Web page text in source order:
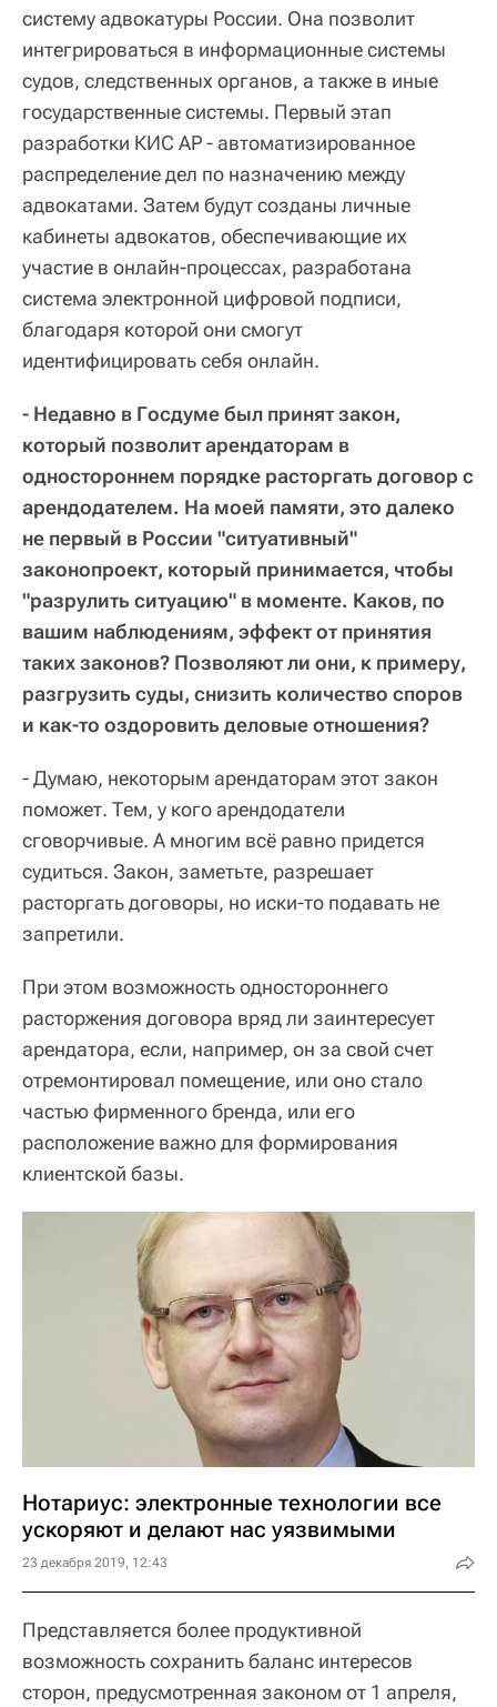
систему адвокатуры России. Она позволит
интегрироваться в информационные системы
судов, следственных органов, а также в иные
государственные системы. Первый этап
разработки КИС АР - автоматизированное
распределение дел по назначению между
адвокатами. Затем будут созданы личные
кабинеты адвокатов, обеспечивающие их
участие в онлайн-процессах, разработана
система электронной цифровой подписи,
благодаря которой они смогут
идентифицировать себя онлайн.
- Недавно в Госдуме был принят закон,
который позволит арендаторам в
одностороннем порядке расторгать договор с
арендодателем. На моей памяти, это далеко
не первый в России "ситуативный"
законопроект, который принимается, чтобы
"разрулить ситуацию" в моменте. Каков, по
вашим наблюдениям, эффект от принятия
таких законов? Позволяют ли они, к примеру,
разгрузить суды, снизить количество споров
и как-то оздоровить деловые отношения?
- Думаю, некоторым арендаторам этот закон
поможет. Тем, у кого арендодатели
сговорчивые. А многим всё равно придется
судиться. Закон, заметьте, разрешает
расторгать договоры, но иски-то подавать не
запретили.
При этом возможность одностороннего
расторжения договора вряд ли заинтересует
арендатора, если, например, он за свой счет
отремонтировал помещение, или оно стало
частью фирменного бренда, или его
расположение важно для формирования
клиентской базы.
Нотариус: электронные технологии все
ускоряют и делают нас уязвимыми
23 декабря 2019, 12:43
Представляется более продуктивной
возможность сохранить баланс интересов
сторон, предусмотренная законом от 1 апреля,